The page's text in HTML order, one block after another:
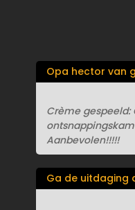
Opa hector van
Crème gespeeld:
Aanbevolen!!!!!
Ga de uitdaging